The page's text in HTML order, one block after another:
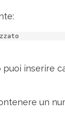
puoi inserire
un